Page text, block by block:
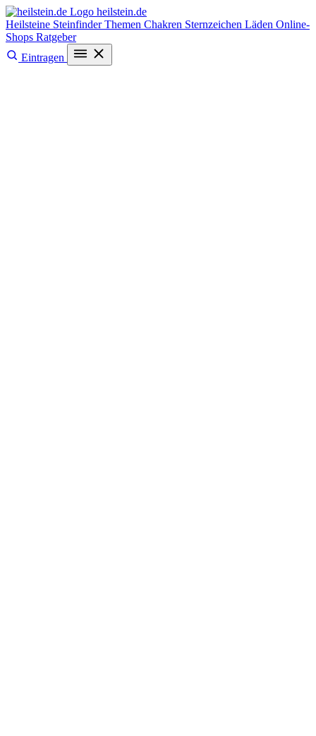
heilstein.de
Heilsteine SteinfinderThemen Chakren Sternzeichen Läden Online-
Shops Ratgeber
Eintragen